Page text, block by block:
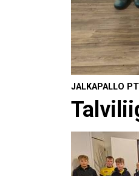
JALKAPALLO